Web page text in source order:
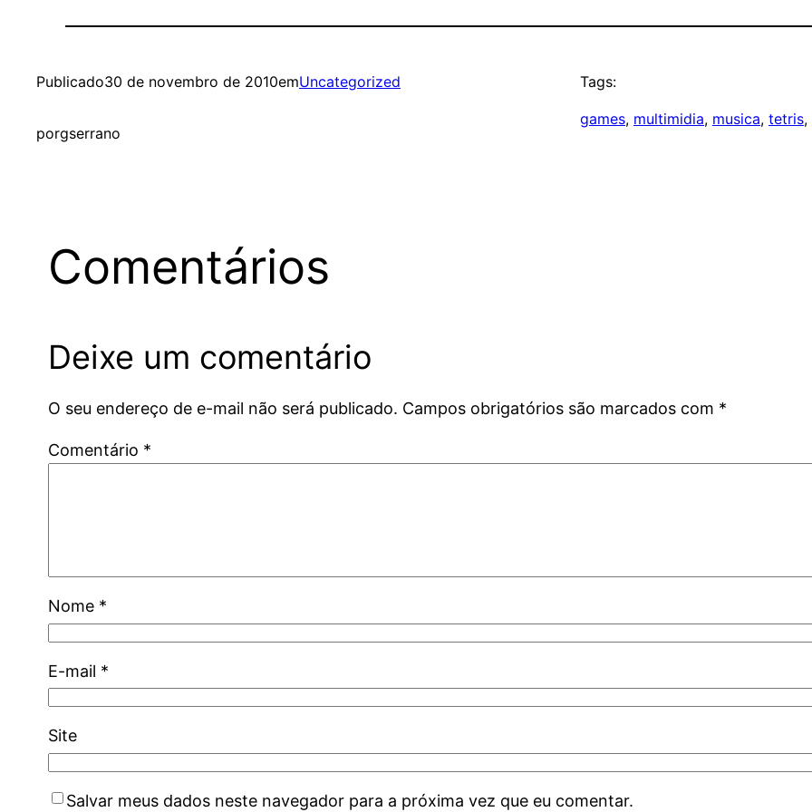
Publicado30 de novembro de 2010emUncategorized
porgserrano
Tags:
games, multimidia, musica, tetris,
Comentários
Deixe um comentário
O seu endereço de e-mail não será publicado. Campos obrigatórios são marcados com *
Comentário *
Nome *
E-mail *
Site
Salvar meus dados neste navegador para a próxima vez que eu comentar.